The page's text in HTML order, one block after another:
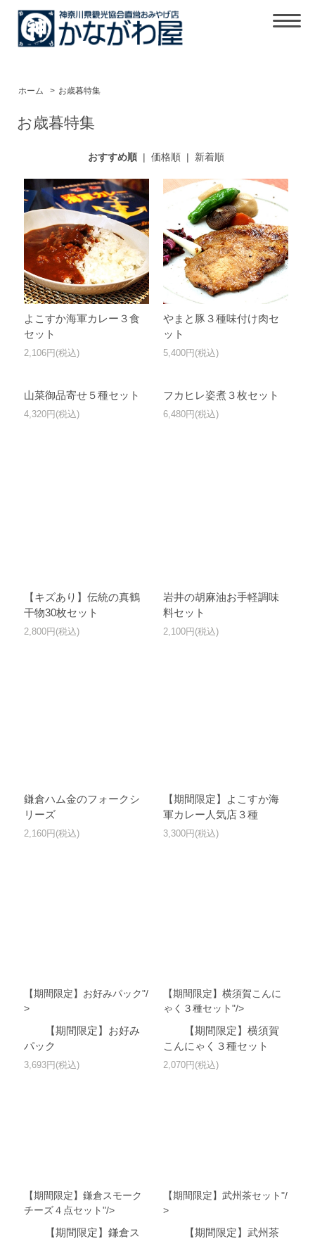
ホーム > お歳暮特集
お歳暮特集
おすすめ順| 価格順| 新着順
よこすか海軍カレー３食
セット
2,106円(税込)
やまと豚３種味付け肉セ
ット
5,400円(税込)
山菜御品寄せ５種セット
4,320円(税込)
フカヒレ姿煮３枚セット
6,480円(税込)
【キズあり】伝統の真鶴
干物30枚セット
2,800円(税込)
岩井の胡麻油お手軽調味
料セット
2,100円(税込)
鎌倉ハム金のフォークシ
リーズ
2,160円(税込)
【期間限定】よこすか海
軍カレー人気店３種
3,300円(税込)
【期間限定】お好みパック"/
>
【期間限定】お好み
パック
3,693円(税込)
【期間限定】横須賀こんに
ゃく３種セット"/>
【期間限定】横須賀
こんにゃく３種セット
2,070円(税込)
【期間限定】鎌倉スモーク
チーズ４点セット"/>
【期間限定】鎌倉ス
【期間限定】武州茶セット"/
>
【期間限定】武州茶